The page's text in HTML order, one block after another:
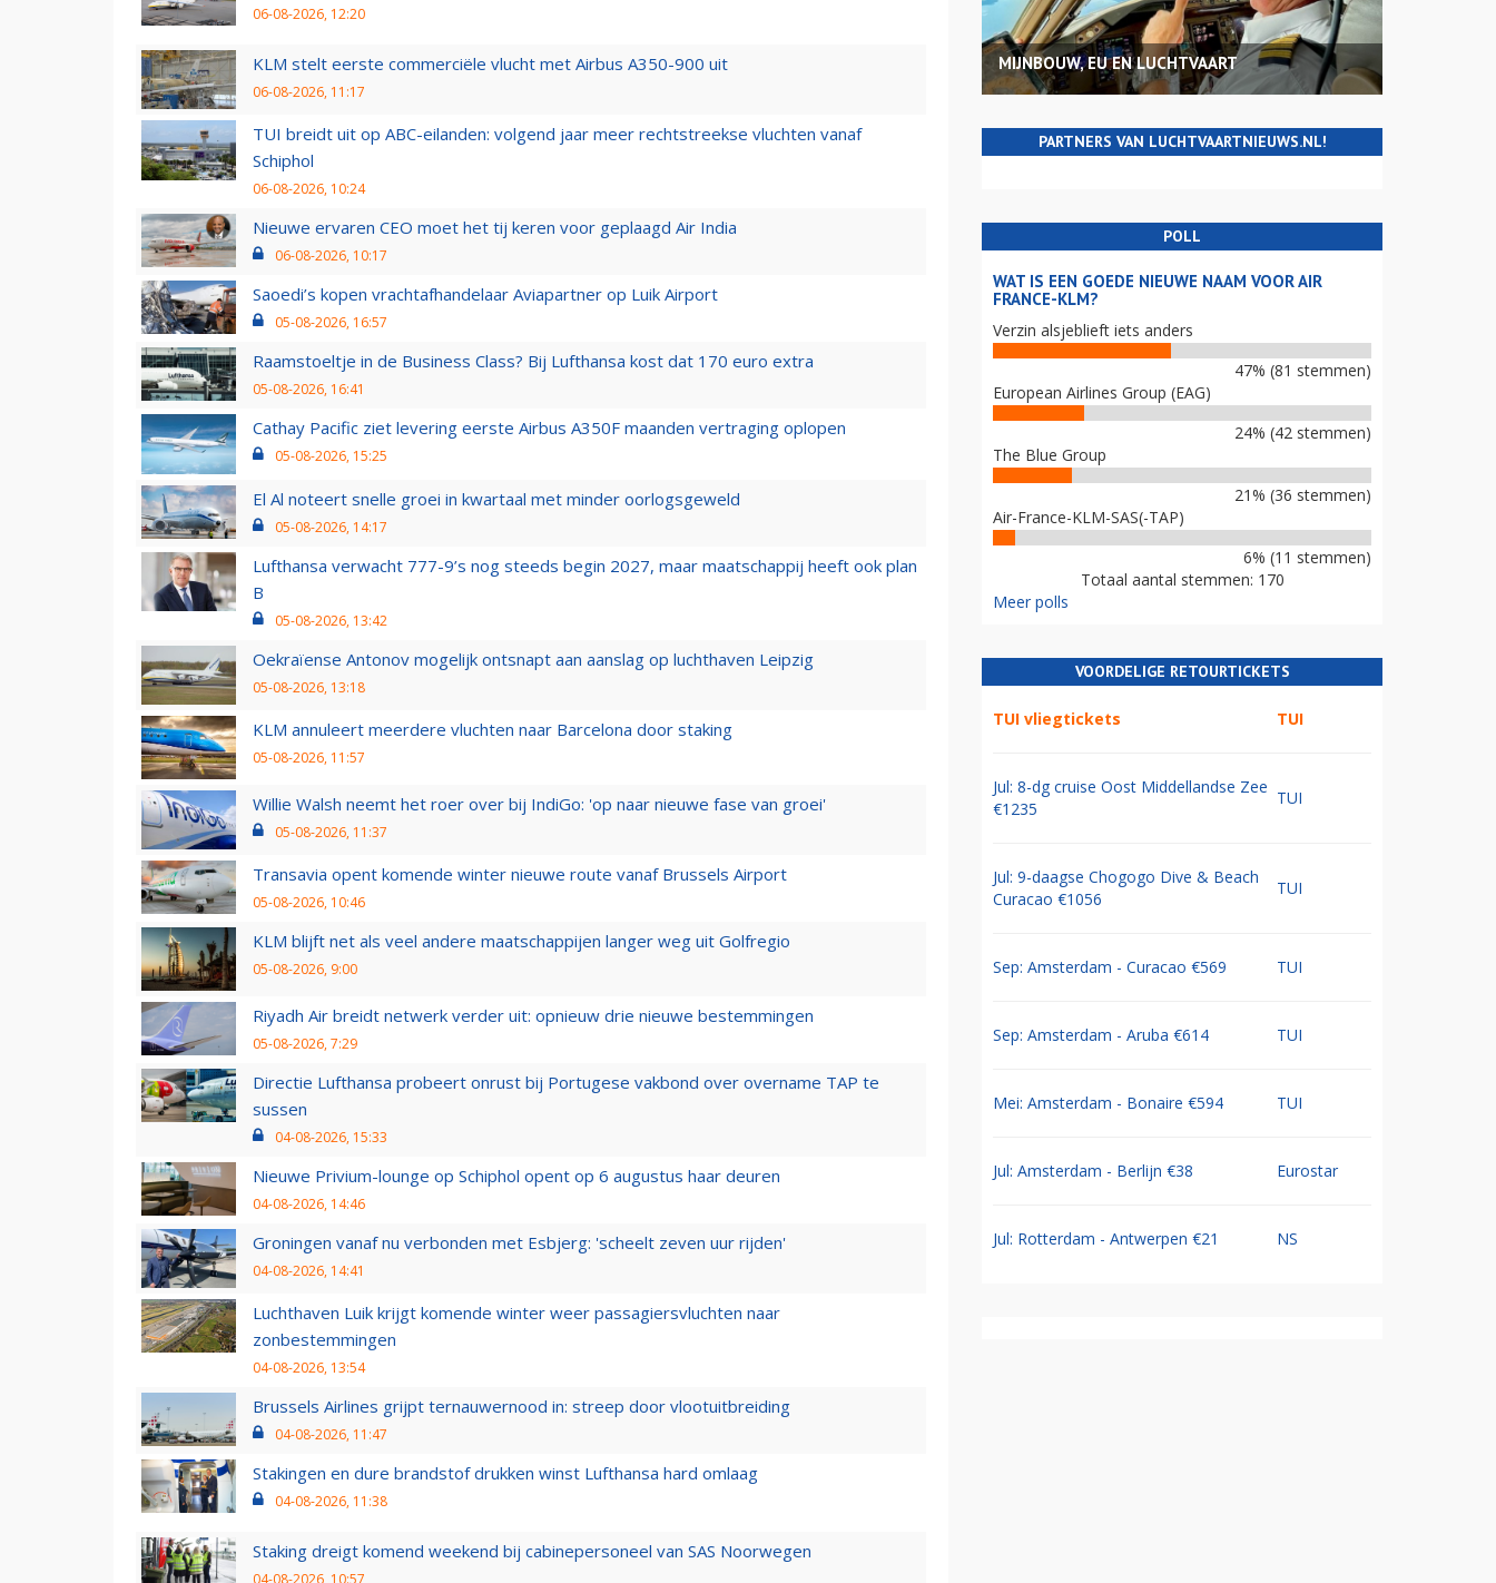
06-08-2026, 12:20
KLM stelt eerste commerciële vlucht met Airbus A350-900 uit
06-08-2026, 11:17
TUI breidt uit op ABC-eilanden: volgend jaar meer rechtstreekse vluchten vanaf
Schiphol
06-08-2026, 10:24
Nieuwe ervaren CEO moet het tij keren voor geplaagd Air India
06-08-2026, 10:17
Saoedi’s kopen vrachtafhandelaar Aviapartner op Luik Airport
05-08-2026, 16:57
Raamstoeltje in de Business Class? Bij Lufthansa kost dat 170 euro extra
05-08-2026, 16:41
Cathay Pacific ziet levering eerste Airbus A350F maanden vertraging oplopen
05-08-2026, 15:25
El Al noteert snelle groei in kwartaal met minder oorlogsgeweld
05-08-2026, 14:17
Lufthansa verwacht 777-9’s nog steeds begin 2027, maar maatschappij heeft ook plan
B
05-08-2026, 13:42
Oekraïense Antonov mogelijk ontsnapt aan aanslag op luchthaven Leipzig
05-08-2026, 13:18
KLM annuleert meerdere vluchten naar Barcelona door staking
05-08-2026, 11:57
Willie Walsh neemt het roer over bij IndiGo: 'op naar nieuwe fase van groei'
05-08-2026, 11:37
Transavia opent komende winter nieuwe route vanaf Brussels Airport
05-08-2026, 10:46
KLM blijft net als veel andere maatschappijen langer weg uit Golfregio
05-08-2026, 9:00
Riyadh Air breidt netwerk verder uit: opnieuw drie nieuwe bestemmingen
05-08-2026, 7:29
Directie Lufthansa probeert onrust bij Portugese vakbond over overname TAP te
sussen
04-08-2026, 15:33
Nieuwe Privium-lounge op Schiphol opent op 6 augustus haar deuren
04-08-2026, 14:46
Groningen vanaf nu verbonden met Esbjerg: 'scheelt zeven uur rijden'
04-08-2026, 14:41
Luchthaven Luik krijgt komende winter weer passagiersvluchten naar
zonbestemmingen
04-08-2026, 13:54
Brussels Airlines grijpt ternauwernood in: streep door vlootuitbreiding
04-08-2026, 11:47
Stakingen en dure brandstof drukken winst Lufthansa hard omlaag
04-08-2026, 11:38
Staking dreigt komend weekend bij cabinepersoneel van SAS Noorwegen
MIJNBOUW, EU EN LUCHTVAART
PARTNERS VAN LUCHTVAARTNIEUWS.NL!
POLL
WAT IS EEN GOEDE NIEUWE NAAM VOOR AIR
FRANCE-KLM?
Verzin alsjeblieft iets anders
47% (81 stemmen)
European Airlines Group (EAG)
24% (42 stemmen)
The Blue Group
21% (36 stemmen)
Air-France-KLM-SAS(-TAP)
6% (11 stemmen)
Totaal aantal stemmen: 170
Meer polls
VOORDELIGE RETOURTICKETS
TUI vliegtickets TUI
Jul: 8-dg cruise Oost Middellandse Zee
€1235
TUI
Jul: 9-daagse Chogogo Dive & Beach
Curacao €1056
TUI
Sep: Amsterdam - Curacao €569 TUI
Sep: Amsterdam - Aruba €614 TUI
Mei: Amsterdam - Bonaire €594 TUI
Jul: Amsterdam - Berlijn €38 Eurostar
Jul: Rotterdam - Antwerpen €21 NS